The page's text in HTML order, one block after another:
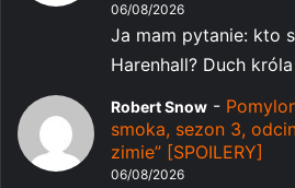
06/08/2026
Ja mam pytanie: kto
Harenhall? Duch króla
Robert Snow -
smoka, sezon 3,
zimie” [SPOILERY]
06/08/2026